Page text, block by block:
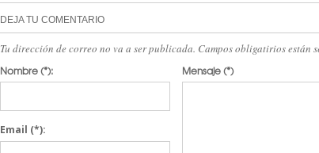
DEJA TU COMENTARIO
Tu dirección de correo no va a ser publicada. Campos obligatirios están
Mensaje(*)
Nombre(*):
Email (*):